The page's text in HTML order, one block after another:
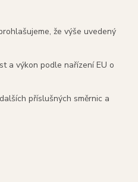
že výše uvedený
a výkon podle nařízení EU o
příslušných směrnic a